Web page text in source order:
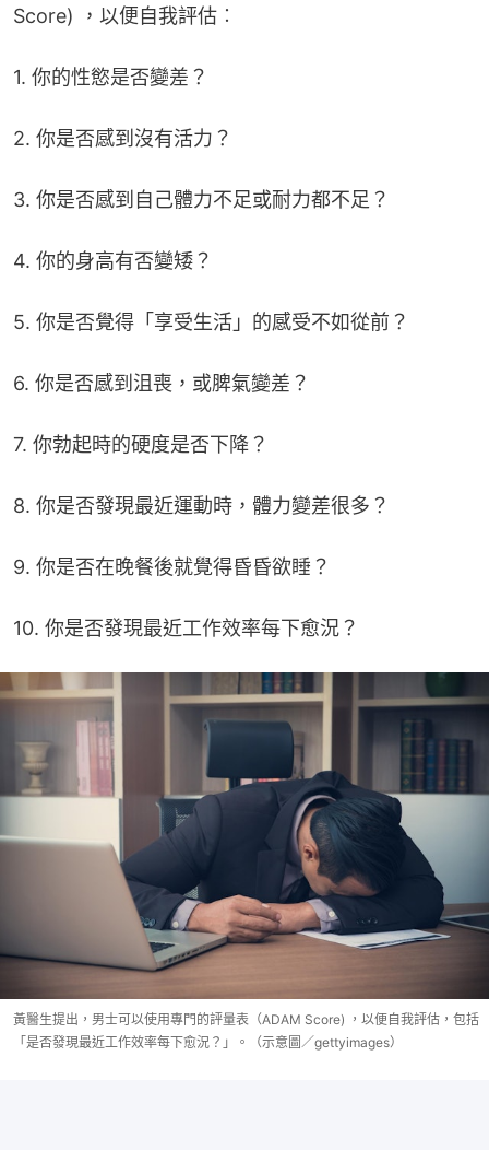
Score) ，以便自我評估︰
1. 你的性慾是否變差？
2. 你是否感到沒有活力？
3. 你是否感到自己體力不足或耐力都不足？
4. 你的身高有否變矮？
5. 你是否覺得「享受生活」的感受不如從前？
6. 你是否感到沮喪，或脾氣變差？
7. 你勃起時的硬度是否下降？
8. 你是否發現最近運動時，體力變差很多？
9. 你是否在晚餐後就覺得昏昏欲睡？
10. 你是否發現最近工作效率每下愈況？
黃醫生提出，男士可以使用專門的評量表（ADAM Score) ，以便自我評估，包括
「是否發現最近工作效率每下愈況？」。（示意圖／gettyimages）